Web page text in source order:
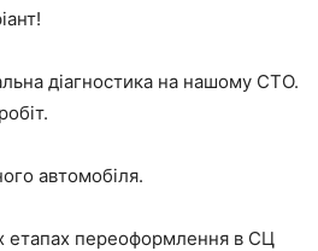
діагностика на нашому СТО.
автомобіля.
етапах переоформлення в СЦ